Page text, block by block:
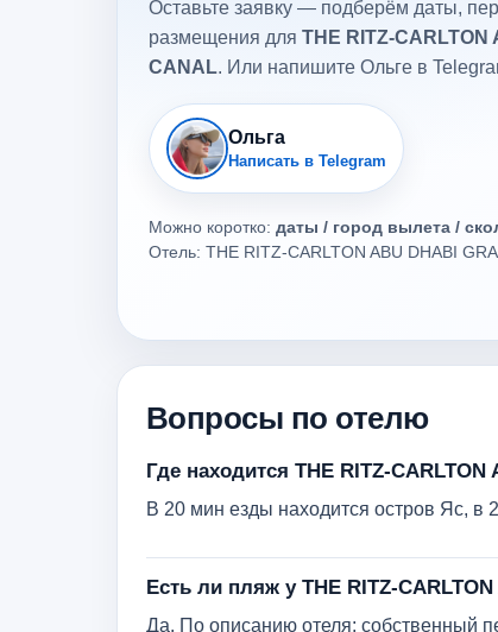
Оставьте заявку — подберём даты,
размещения для THE RITZ-CARLTON
CANAL. Или напишите Ольге в
Ольга
Написать в Telegram
Можно коротко: даты / город вылета /
Отель: THE RITZ-CARLTON ABU DHABI
Вопросы по отелю
Где находится THE RITZ-
В 20 мин езды находится остров Яс,
Есть ли пляж у THE RITZ-
Да. По описанию отеля: собственный